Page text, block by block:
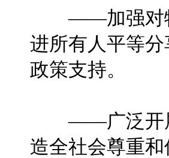
——加强对特
进所有人平等
政策支持。
——广泛开展
造全社会尊重